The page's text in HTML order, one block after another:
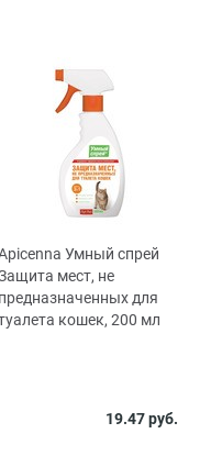
Умный спрей
мест, не
предназначенных для
кошек, 200 мл
19.47 руб.